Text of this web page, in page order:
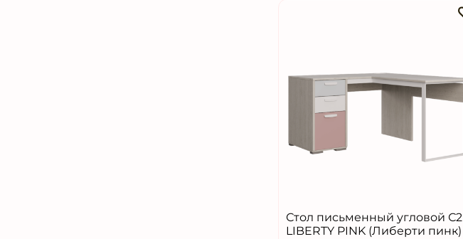
Стол письменный угловой С2
LIBERTY PINK (Либерти пинк)